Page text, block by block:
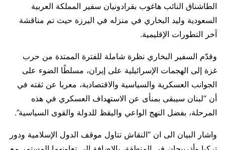
الطاشناق النائب هاغوب بقرادونيان سفير المملكة العربية
السعودية وليد البخاري في منزله في اليرزة حيث تم مناقشة
آخر التطورات الإقليمية.
وقدّم السفير البخاري نظرة شاملة للفترة الممتدة من حرب
غزة إلى الهجمات الإسرائيلية على إيران، مسلطًا الضوء على
الجوانب العسكرية والسياسية والاقتصادية، معربا عن ثقته في
أن “لبنان سيبقى بمنأى عن الاستهداف العسكري في هذه
المرحلة، بفضل النهج الواعي واليقظ للدولة والقوى السياسية”.
واشار البيان الى ان “النقاش تتاول موقف الدول الإسلامية ودور